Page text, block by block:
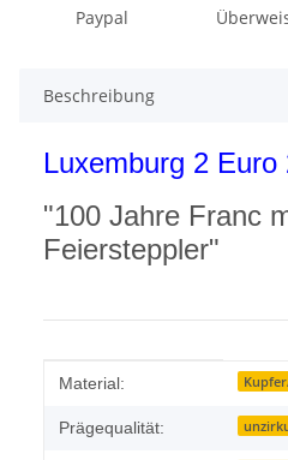
Paypal
Beschreibung
Luxemburg 2
"100 Jahre Franc
Feiersteppler"
Produkteigenschaft
Wert
Material:
Prägequalität: